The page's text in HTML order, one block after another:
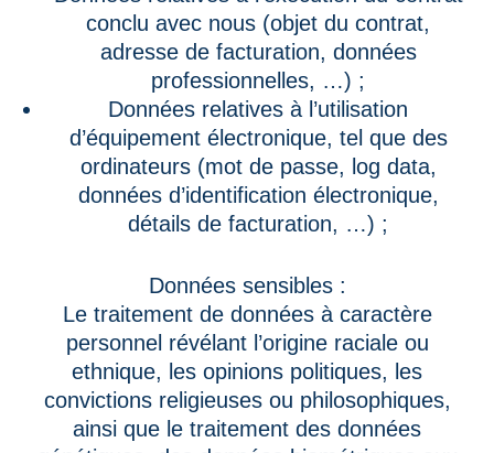
conclu avec nous (objet du contrat,
adresse de facturation, données
professionnelles, …) ;
Données relatives à l’utilisation
d’équipement électronique, tel que des
ordinateurs (mot de passe, log data,
données d’identification électronique,
détails de facturation, …) ;
Données sensibles :
Le traitement de données à caractère
personnel révélant l’origine raciale ou
ethnique, les opinions politiques, les
convictions religieuses ou philosophiques,
ainsi que le traitement des données